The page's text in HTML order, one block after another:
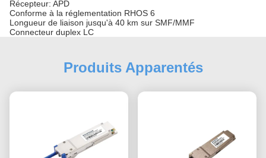
Récepteur: APD
Conforme à la réglementation RHOS 6
Longueur de liaison jusqu'à 40 km sur SMF/MMF
Connecteur duplex LC
Produits Apparentés